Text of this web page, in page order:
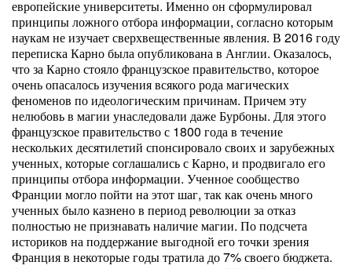
европейские университеты. Именно он сформулировал
принципы ложного отбора информации, согласно которым
наукам не изучает сверхвещественные явления. В 2016 году
переписка Карно была опубликована в Англии. Оказалось,
что за Карно стояло французское правительство, которое
очень опасалось изучения всякого рода магических
феноменов по идеологическим причинам. Причем эту
нелюбовь в магии унаследовали даже Бурбоны. Для этого
французское правительство с 1800 года в течение
нескольких десятилетий спонсировало своих и зарубежных
ученных, которые соглашались с Карно, и продвигало его
принципы отбора информации. Ученное сообщество
Франции могло пойти на этот шаг, так как очень много
ученных было казнено в период революции за отказ
полностью не признавать наличие магии. По подсчета
историков на поддержание выгодной его точки зрения
Франция в некоторые годы тратила до 7% своего бюджета.